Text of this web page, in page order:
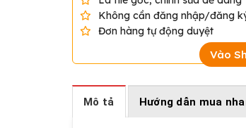
Không cần đăng nhập/đăng
Đơn hàng tự động duyệt
Vào
Mô tả Hướng dẫn mua